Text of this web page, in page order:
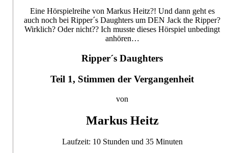
Eine Hörspielreihe von Markus Heitz?! Und dann geht es
auch noch bei Ripper´s Daughters um DEN Jack the Ripper?
Wirklich? Oder nicht?? Ich musste dieses Hörspiel unbedingt
anhören…
Ripper´s Daughters
Teil 1, Stimmen der Vergangenheit
von
Markus Heitz
Laufzeit: 10 Stunden und 35 Minuten